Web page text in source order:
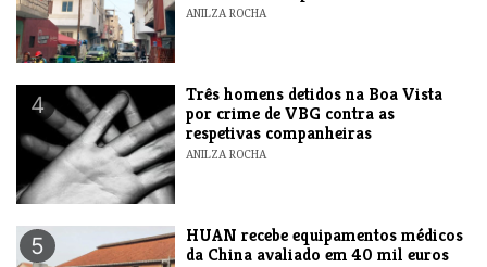
ANILZA ROCHA
4
Três homens detidos na Boa Vista
por crime de VBG contra as
respetivas companheiras
ANILZA ROCHA
5
HUAN recebe equipamentos médicos
da China avaliado em 40 mil euros